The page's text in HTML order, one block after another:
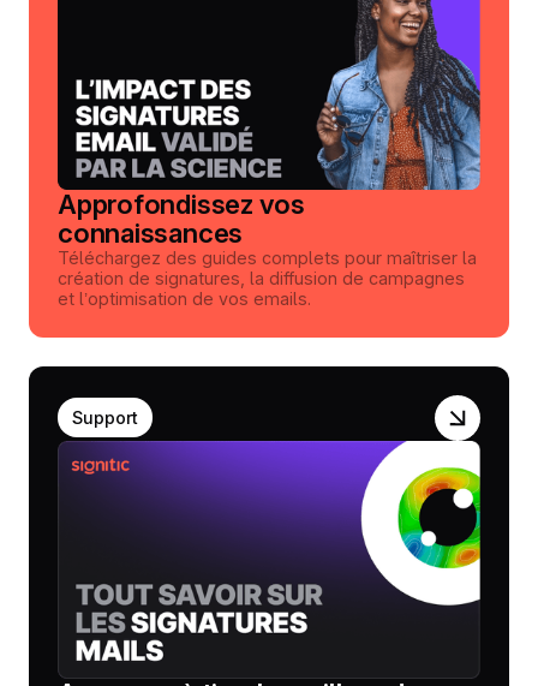
Approfondissez vos
connaissances
Téléchargez des guides complets pour maîtriser la
création de signatures, la diffusion de campagnes
et l’optimisation de vos emails.
Support